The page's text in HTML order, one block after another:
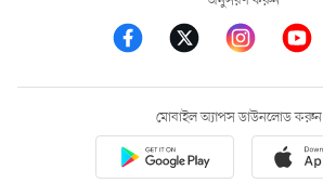
মোবাইল অ্যাপস ডাউনলোড করুন